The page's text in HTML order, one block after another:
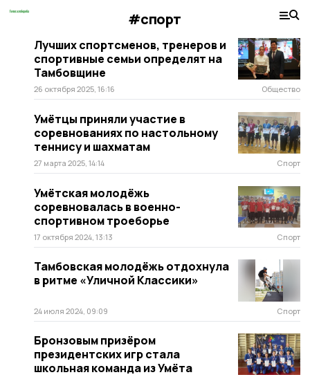
#спорт
Лучших спортсменов, тренеров и
спортивные семьи определят на
Тамбовщине
26 октября 2025, 16:16 Общество
Умётцы приняли участие в
соревнованиях по настольному
теннису и шахматам
27 марта 2025, 14:14 Спорт
Умётская молодёжь
соревновалась в военно-
спортивном троеборье
17 октября 2024, 13:13 Спорт
Тамбовская молодёжь отдохнула
в ритме «Уличной Классики»
24 июля 2024, 09:09 Спорт
Бронзовым призёром
президентских игр стала
школьная команда из Умёта